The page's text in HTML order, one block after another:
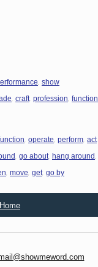
show
craft profession function
operate perform act
go about hang around
move get go by
Home